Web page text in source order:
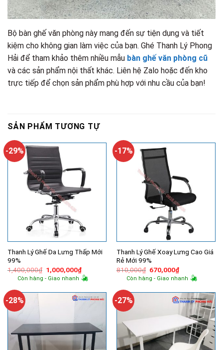
Bộ bàn ghế văn phòng này mang đến sự tiện dụng và tiết
kiệm cho không gian làm việc của bạn. Ghé Thanh Lý Phong
Hải để tham khảo thêm nhiều mẫu bàn ghế văn phòng cũ
và các sản phẩm nội thất khác. Liên hệ Zalo hoặc đến kho
trực tiếp để chọn sản phẩm phù hợp với nhu cầu của bạn!
SẢN PHẨM TƯƠNG TỰ
-29%
Thanh Lý Ghế Da Lưng Thấp Mới
99%
1,400,000₫ Giá
gốc
là:
1,000,000₫Giá
hiện
tại
1,000,000₫.
Còn hàng - Giao nhanh
-17%
Thanh Lý Ghế Xoay Lưng Cao Giá
Rẻ Mới 99%
810,000₫ Giá
gốc
là:
670,000₫Giá
hiện
tại
670,000₫.
Còn hàng - Giao nhanh
-28% -27%